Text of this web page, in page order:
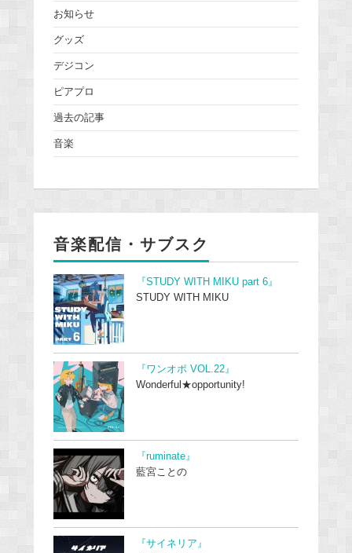
お知らせ
グッズ
デジコン
ピアプロ
過去の記事
音楽
音楽配信・サブスク
『STUDY WITH MIKU part 6』
STUDY WITH MIKU
『ワンオポ VOL.22』
Wonderful★opportunity!
『ruminate』
藍宮ことの
『サイネリア』